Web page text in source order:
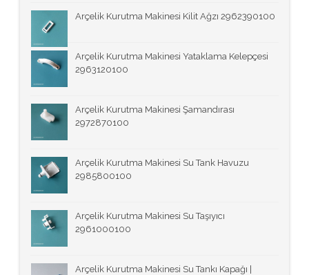
Arçelik Kurutma Makinesi Kilit Ağzı 2962390100
Arçelik Kurutma Makinesi Yataklama Kelepçesi
2963120100
Arçelik Kurutma Makinesi Şamandırası
2972870100
Arçelik Kurutma Makinesi Su Tank Havuzu
2985800100
Arçelik Kurutma Makinesi Su Taşıyıcı
2961000100
Arçelik Kurutma Makinesi Su Tankı Kapağı |